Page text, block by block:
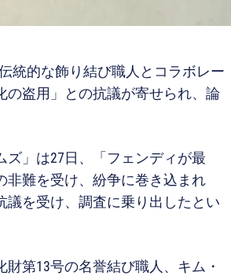
統的な飾り結び職人とコラボレー
の盗用」との抗議が寄せられ、論
」は27日、「フェンディが最
非難を受け、紛争に巻き込まれ
を受け、調査に乗り出したとい
第13号の名誉結び職人、キム・